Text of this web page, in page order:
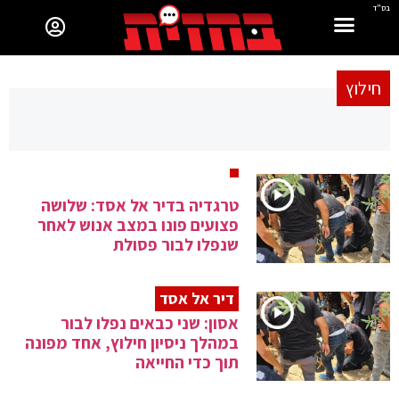
בס"ד
חילוץ
טרגדיה בדיר אל אסד: שלושה
פצועים פונו במצב אנוש לאחר
שנפלו לבור פסולת
דיר אל אסד
אסון: שני כבאים נפלו לבור
במהלך ניסיון חילוץ, אחד מפונה
תוך כדי החייאה